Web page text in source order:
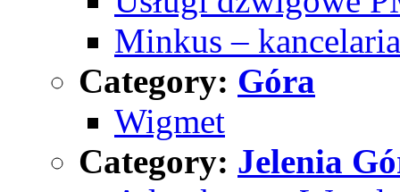
Minkus –
Category: Góra
Wigmet
Category: Jelenia